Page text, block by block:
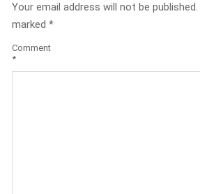
Your email address will not be published.
marked *
Comment
*